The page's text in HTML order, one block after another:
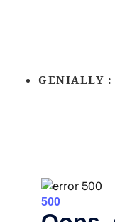
GENIALLY :